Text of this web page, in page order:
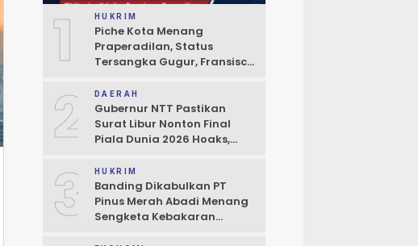
1 HUKRIM
Piche Kota Menang
Praperadilan, Status
Tersangka Gugur, Fransisco
Pendukung
2 DAERAH
Gubernur NTT Pastikan
Surat Libur Nonton Final
Piala Dunia 2026 Hoaks,
Boleh Terhambat
3 HUKRIM
Banding Dikabulkan PT
Pinus Merah Abadi Menang
Sengketa Kebakaran